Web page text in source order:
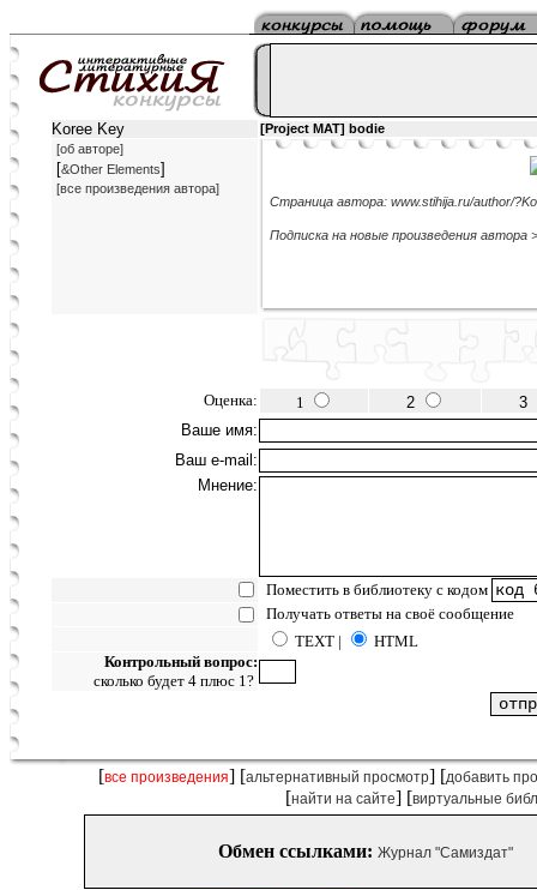
Koree Key
[Project MAT] bodie
[об авторе]
[&Other Elements]
[все произведения автора]
Страница автора: www.stihija.ru/author/
Подписка на новые произведения автора
Оценка: 1 2
3
Ваше имя:
Ваш e-mail:
Мнение:
Поместить в библиотеку с кодом
Получать ответы на своё сообщение
TEXT |
HTML
Контрольный вопрос:
сколько будет 4 плюс 1?
[все произведения] [альтернативный просмотр] [добавить
[найти на сайте] [виртуальные
Обмен ссылками: Журнал "Самиздат"